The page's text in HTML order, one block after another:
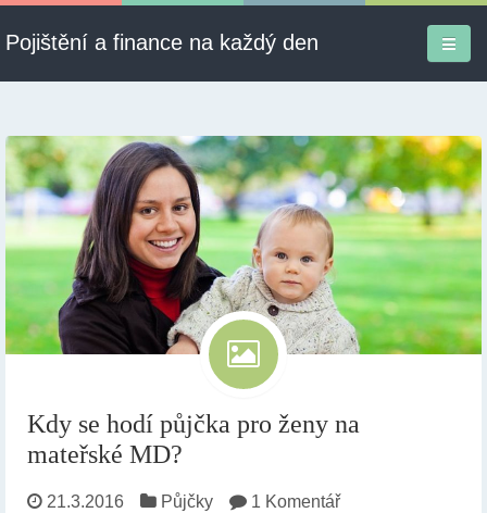
Pojištění a finance na každý den
Informace
Pojištění
Ekonomika
Kdy se hodí půjčka pro ženy na
mateřské MD?
21.3.2016 Půjčky
1 Komentář